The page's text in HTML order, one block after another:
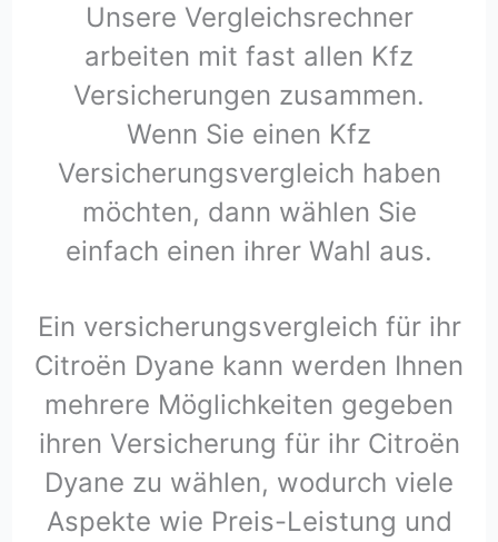
Unsere Vergleichsrechner
arbeiten mit fast allen Kfz
Versicherungen zusammen.
Wenn Sie einen Kfz
Versicherungsvergleich haben
möchten, dann wählen Sie
einfach einen ihrer Wahl aus.
Ein versicherungsvergleich für ihr
Citroën Dyane kann werden Ihnen
mehrere Möglichkeiten gegeben
ihren Versicherung für ihr Citroën
Dyane zu wählen, wodurch viele
Aspekte wie Preis-Leistung und